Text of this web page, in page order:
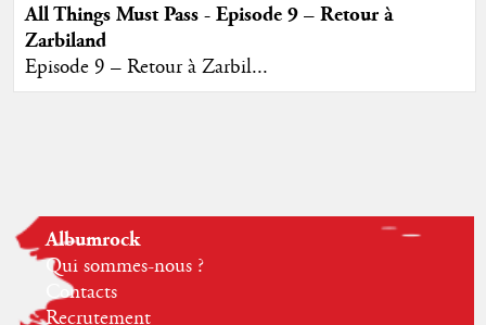
All Things Must Pass - Episode 9 – Retour à
Zarbiland
Episode 9 – Retour à Zarbil...
Albumrock
Qui sommes-nous ?
Contacts
Recrutement